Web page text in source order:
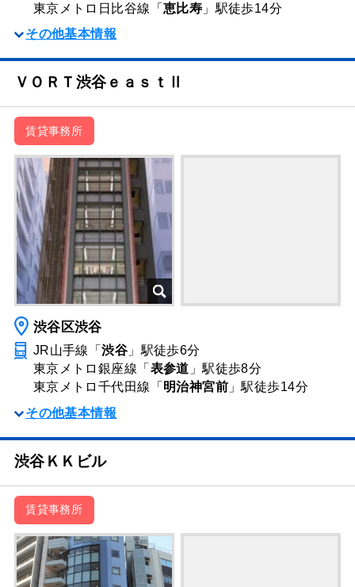
東京メトロ日比谷線「 恵比寿 」駅徒歩14分
その他基本情報
ＶＯＲＴ渋谷ｅａｓｔⅡ
賃貸事務所
渋谷区渋谷
JR山手線「渋谷 」駅徒歩6分
東京メトロ銀座線「 表参道 」駅徒歩8分
東京メトロ千代田線「 明治神宮前 」駅徒歩14分
その他基本情報
渋谷ＫＫビル
賃貸事務所